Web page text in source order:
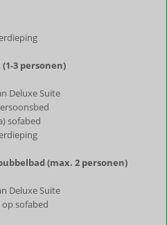
3 personen)
Deluxe Suite
sofabed
(max. 2 personen)
Deluxe Suite
op sofabed